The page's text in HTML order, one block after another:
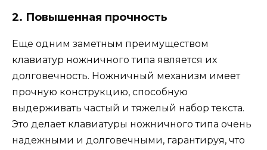
2. Повышенная прочность
Еще одним заметным преимуществом
клавиатур ножничного типа является их
долговечность. Ножничный механизм имеет
прочную конструкцию, способную
выдерживать частый и тяжелый набор текста.
Это делает клавиатуры ножничного типа очень
надежными и долговечными, гарантируя, что